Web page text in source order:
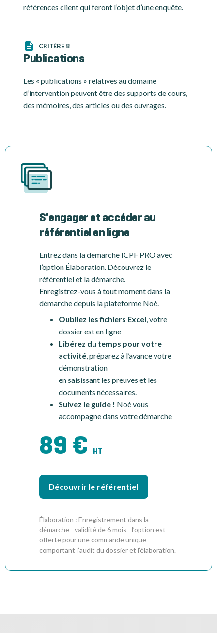
références client qui feront l’objet d’une enquête.
CRITÈRE 8
Publications
Les « publications » relatives au domaine
d’intervention peuvent être des supports de cours,
des mémoires, des articles ou des ouvrages.
S'engager et accéder au
référentiel en ligne
Entrez dans la démarche ICPF PRO avec
l’option Élaboration. Découvrez le
référentiel et la démarche.
Enregistrez-vous à tout moment dans la
démarche depuis la plateforme Noé.
Oubliez les fichiers Excel, votre
dossier est en ligne
Libérez du temps pour votre
activité, préparez à l’avance votre
démonstration
en saisissant les preuves et les
documents nécessaires.
Suivez le guide ! Noé vous
accompagne dans votre démarche
89 € HT
Découvrir le référentiel
Élaboration : Enregistrement dans la
démarche - validité de 6 mois - l’option est
offerte pour une commande unique
comportant l’audit du dossier et l’élaboration.